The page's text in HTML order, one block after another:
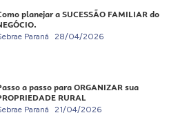
planejar a SUCESSÃO FAMILIAR do
Paraná 28/04/2026
a passo para ORGANIZAR sua
RURAL
Paraná 21/04/2026